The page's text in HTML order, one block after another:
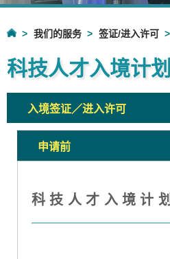
我们的服务 签证/进入许可
科技人才入境计划
入境签证／进入许可
申请前
科技人才入境计划